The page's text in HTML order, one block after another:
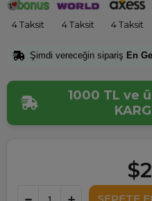
4 Taksit 4 Taksit 4 Taksit
Şimdi vereceğin sipariş En
1000 TL ve